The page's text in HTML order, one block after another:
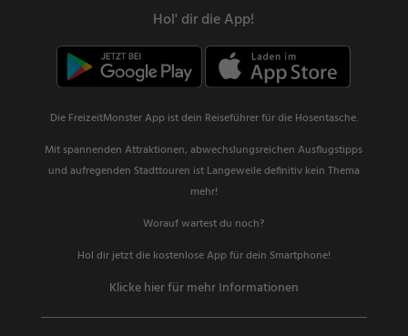
Hol' dir die App!
Die FreizeitMonster App ist dein Reiseführer für die Hosentasche.
Mit spannenden Attraktionen, abwechslungsreichen Ausflugstipps
und aufregenden Stadttouren ist Langeweile definitiv kein Thema
mehr!
Worauf wartest du noch?
Hol dir jetzt die kostenlose App für dein Smartphone!
Klicke hier für mehr Informationen